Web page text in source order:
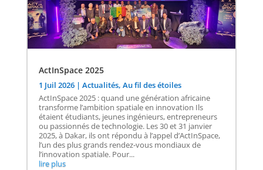
ActInSpace 2025
1 Juil 2026| Actualités, Au fil des étoiles
ActInSpace 2025 : quand une génération africaine
transforme l’ambition spatiale en innovation Ils
étaient étudiants, jeunes ingénieurs, entrepreneurs
ou passionnés de technologie. Les 30 et 31 janvier
2025, à Dakar, ils ont répondu à l’appel d’ActInSpace,
l’un des plus grands rendez-vous mondiaux de
l’innovation spatiale. Pour...
lire plus